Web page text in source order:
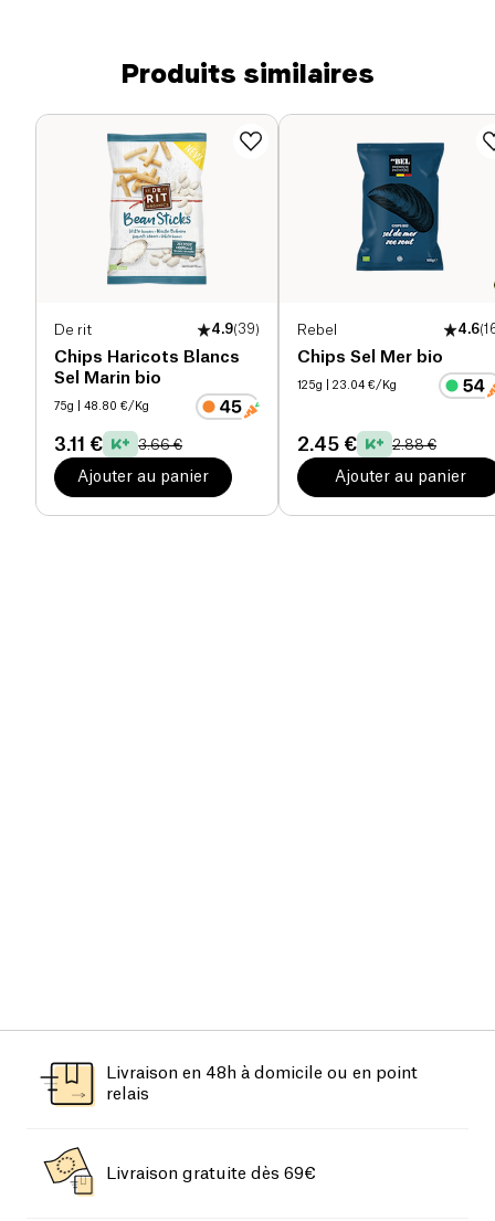
Produits similaires
De rit 4.9(39)
Chips Haricots Blancs
Sel Marin bio
75g | 48.80 €/Kg
3.11 € 3.66 €
Ajouter au panier
Rebel 4.6(
Chips Sel Mer bio
125g | 23.04 €/Kg
2.45 € 2.88 €
Ajouter au panier
Livraison en 48h à domicile ou en point
relais
Livraison gratuite dès 69€